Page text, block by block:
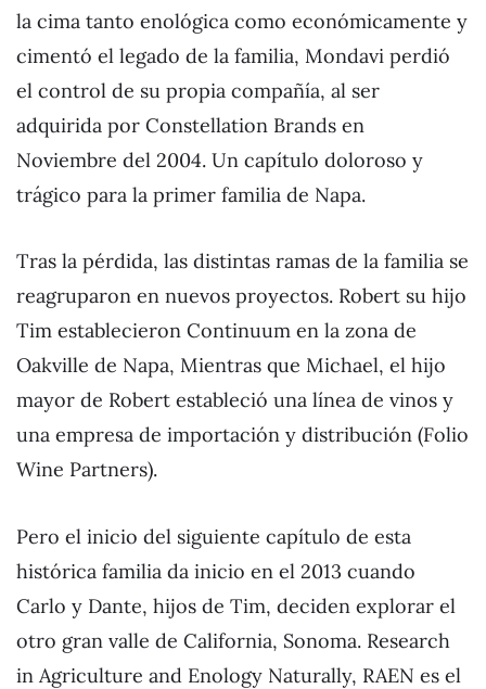
la cima tanto enológica como económicamente y
cimentó el legado de la familia, Mondavi perdió
el control de su propia compañía, al ser
adquirida por Constellation Brands en
Noviembre del 2004. Un capítulo doloroso y
trágico para la primer familia de Napa.
Tras la pérdida, las distintas ramas de la familia se
reagruparon en nuevos proyectos. Robert su hijo
Tim establecieron Continuum en la zona de
Oakville de Napa, Mientras que Michael, el hijo
mayor de Robert estableció una línea de vinos y
una empresa de importación y distribución (Folio
Wine Partners).
Pero el inicio del siguiente capítulo de esta
histórica familia da inicio en el 2013 cuando
Carlo y Dante, hijos de Tim, deciden explorar el
otro gran valle de California, Sonoma. Research
in Agriculture and Enology Naturally, RAEN es el